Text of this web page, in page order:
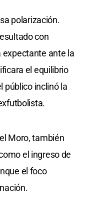
polarización.
con
expectante ante la
el equilibrio
público inclinó la
Moro, también
el ingreso de
el foco